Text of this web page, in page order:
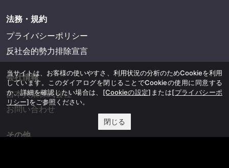
法務・規約
プライバシーポリシー
反社会的勢力排除宣言
会社情報
吉本興業株式会社
お問い合わせ
その他
当サイトは、お客様の使いやすさ、利用状況の分析のためCookieを利用
しています。このダイアログを閉じることでCookieの使用に同意する
か、詳細を確認したい場合は、 [Cookieの設定] または[プライバシーポ
リシー]をご参照ください。
閉じる